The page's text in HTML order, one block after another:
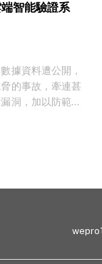
智能驗證系
據資料遭公開，
的事故，牽連甚
洞，加以防範。
任人竊取財物。
Tommy）指出，
Thales 大中華及
卻記密碼及繁複